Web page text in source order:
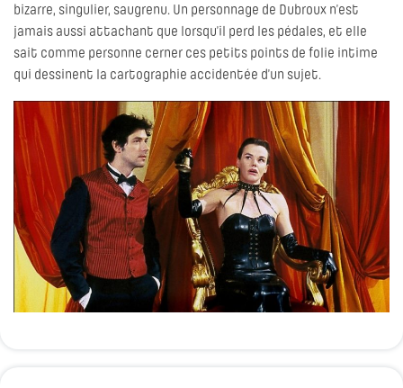
bizarre, singulier, saugrenu. Un personnage de Dubroux n’est
jamais aussi attachant que lorsqu’il perd les pédales, et elle
sait comme personne cerner ces petits points de folie intime
qui dessinent la cartographie accidentée d’un sujet.